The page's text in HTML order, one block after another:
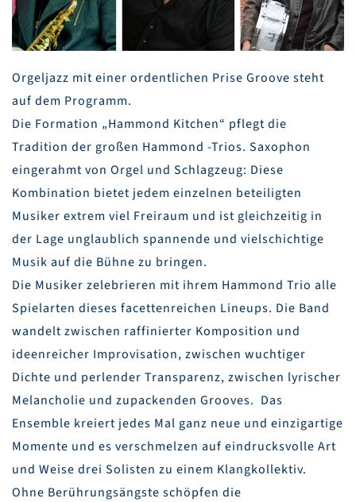
Orgeljazz mit einer ordentlichen Prise Groove steht
auf dem Programm.
Die Formation „Hammond Kitchen“ pflegt die
Tradition der großen Hammond -Trios. Saxophon
eingerahmt von Orgel und Schlagzeug: Diese
Kombination bietet jedem einzelnen beteiligten
Musiker extrem viel Freiraum und ist gleichzeitig in
der Lage unglaublich spannende und vielschichtige
Musik auf die Bühne zu bringen.
Die Musiker zelebrieren mit ihrem Hammond Trio alle
Spielarten dieses facettenreichen Lineups. Die Band
wandelt zwischen raffinierter Komposition und
ideenreicher Improvisation, zwischen wuchtiger
Dichte und perlender Transparenz, zwischen lyrischer
Melancholie und zupackenden Grooves. Das
Ensemble kreiert jedes Mal ganz neue und einzigartige
Momente und es verschmelzen auf eindrucksvolle Art
und Weise drei Solisten zu einem Klangkollektiv.
Ohne Berührungsängste schöpfen die